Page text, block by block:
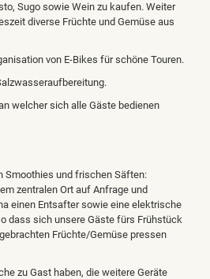
Sugo sowie Wein zu kaufen. Weiter
diverse Früchte und Gemüse aus
von E-Bikes für schöne Touren.
welcher sich alle Gäste bedienen
Smoothies und frischen Säften:
zentralen Ort auf Anfrage und
einen Entsafter sowie eine elektrische
dass sich unsere Gäste fürs Frühstück
Früchte/Gemüse pressen
zu Gast haben, die weitere Geräte